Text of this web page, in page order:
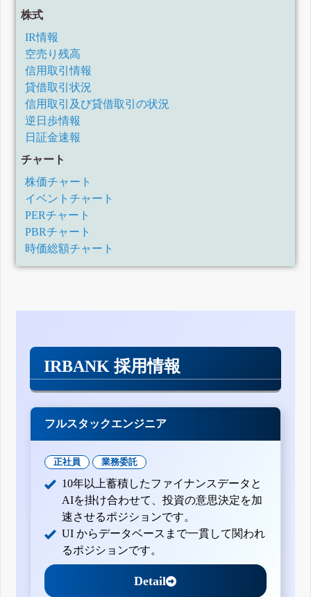
株式
IR情報
空売り残高
信用取引情報
貸借取引状況
信用取引及び貸借取引の状況
逆日歩情報
日証金速報
チャート
株価チャート
イベントチャート
PERチャート
PBRチャート
時価総額チャート
IRBANK 採用情報
フルスタックエンジニア
正社員 業務委託
10年以上蓄積したファイナンスデータと
AIを掛け合わせて、投資の意思決定を加
速させるポジションです。
UI からデータベースまで一貫して関われ
るポジションです。
Detail